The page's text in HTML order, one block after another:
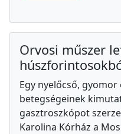
Orvosi műszer
Egy nyelőcső, gyomor
betegségeinek
gasztroszkópot
Karolina Kórház a